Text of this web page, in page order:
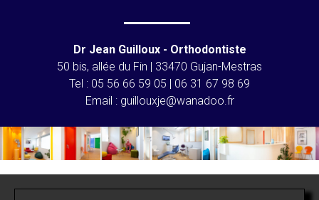
Dr Jean Guilloux - Orthodontiste
50 bis, allée du Fin | 33470 Gujan-Mestras
Tel : 05 56 66 59 05
06 31 67 98 69
Email : guillouxje@wanadoo.fr